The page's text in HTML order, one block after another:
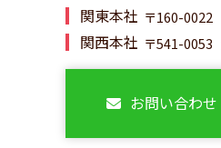
関東本社 〒160-0022
関西本社 〒541-0053
お問い合わせ